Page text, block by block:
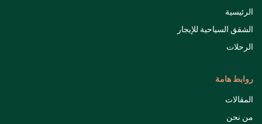
الرئيسية
الشقق السياحية للإيجار
الرحلات
روابط هامة
المقالات
من نحن